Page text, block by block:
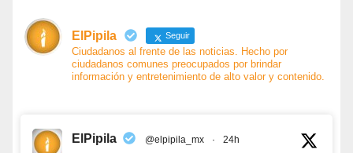
ElPipila Seguir
Ciudadanos al frente de las noticias. Hecho por
ciudadanos comunes preocupados por brindar
información y entretenimiento de alto valor y contenido.
ElPipila @elpipila_mx · 24h